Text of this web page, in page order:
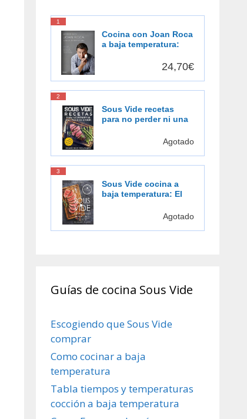
1
Cocina con Joan Roca
a baja temperatura:
de cocinar más
saludable [Español]
24,70€
2
Sous Vide recetas
para no perder ni una
placer de cocinar al
Agotado
3
Sous Vide cocina a
baja temperatura: El
Agotado
Guías de cocina Sous Vide
Escogiendo que Sous Vide
comprar
Como cocinar a baja
temperatura
Tabla tiempos y temperaturas
cocción a baja temperatura